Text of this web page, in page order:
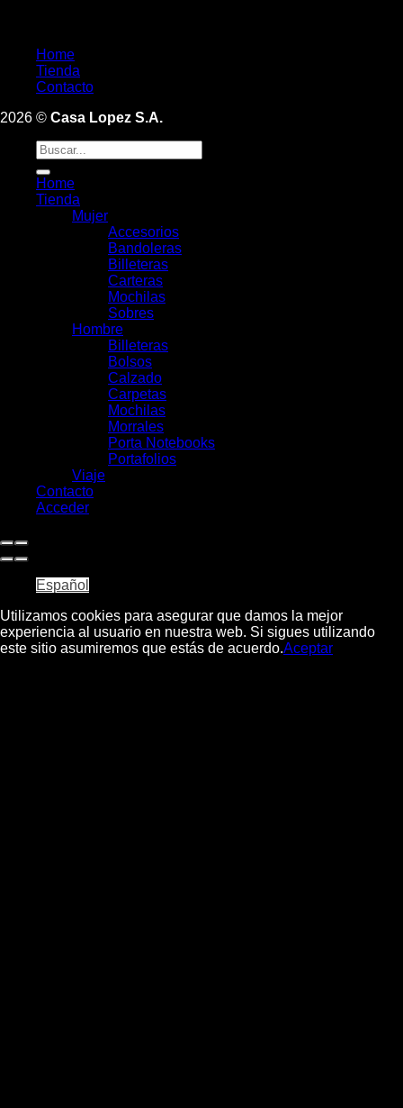
Home
Tienda
Contacto
2026 © Casa Lopez S.A.
Buscar:
Home
Tienda
Mujer
Accesorios
Bandoleras
Billeteras
Carteras
Mochilas
Sobres
Hombre
Billeteras
Bolsos
Calzado
Carpetas
Mochilas
Morrales
Porta Notebooks
Portafolios
Viaje
Contacto
Acceder
Español
Utilizamos cookies para asegurar que damos la mejor
experiencia al usuario en nuestra web. Si sigues utilizando
este sitio asumiremos que estás de acuerdo.Aceptar